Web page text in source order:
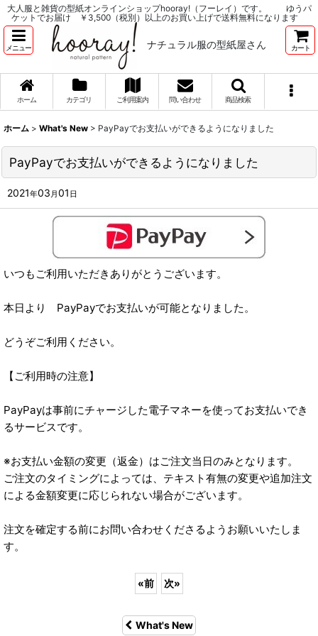
大人服と雑貨の型紙オンラインショップhooray!（フーレイ）です。 ゆうパ
ケットでお届け ￥3,500（税別）以上のお買い上げで送料無料になります
メニュー ナチュラル服の型紙屋さん カート
ホーム カテゴリ ご利用案内 問い合わせ 商品検索
ホーム > What's New > PayPayでお支払いができるようになりました
PayPayでお支払いができるようになりました
2021年03 月01 日
いつもご利用いただきありがとうございます。
本日より PayPayでお支払いが可能となりました。
どうぞご利用ください。
【ご利用時の注意】
PayPayは事前にチャージした電子マネーを使ってお支払いでき
るサービスです。
※お支払い金額の変更（返金）はご注文当日のみとなります。
ご注文のタイミングによっては、テキスト有無の変更や追加注文
による金額変更に応じられない場合がございます。
注文を確定する前にお問い合わせくださるようお願いいたしま
す。
«前 次»
What's New